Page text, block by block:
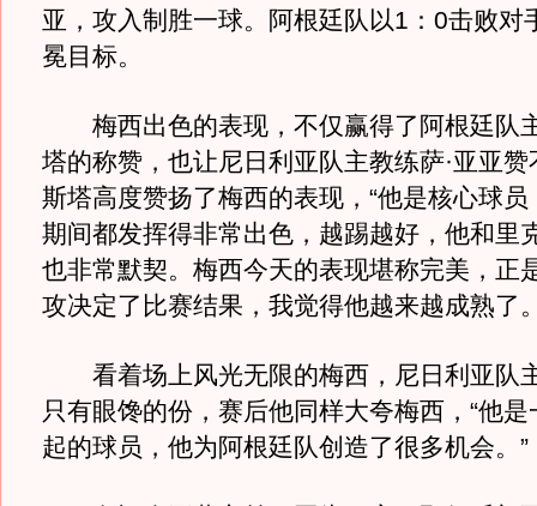
亚，攻入制胜一球。阿根廷队以1：0击败对
冕目标。
梅西出色的表现，不仅赢得了阿根廷队
塔的称赞，也让尼日利亚队主教练萨·亚亚
斯塔高度赞扬了梅西的表现，“他是核心球
期间都发挥得非常出色，越踢越好，他和里
也非常默契。梅西今天的表现堪称完美，正
攻决定了比赛结果，我觉得他越来越成熟了
看着场上风光无限的梅西，尼日利亚队
只有眼馋的份，赛后他同样大夸梅西，“他
起的球员，他为阿根廷队创造了很多机会。”